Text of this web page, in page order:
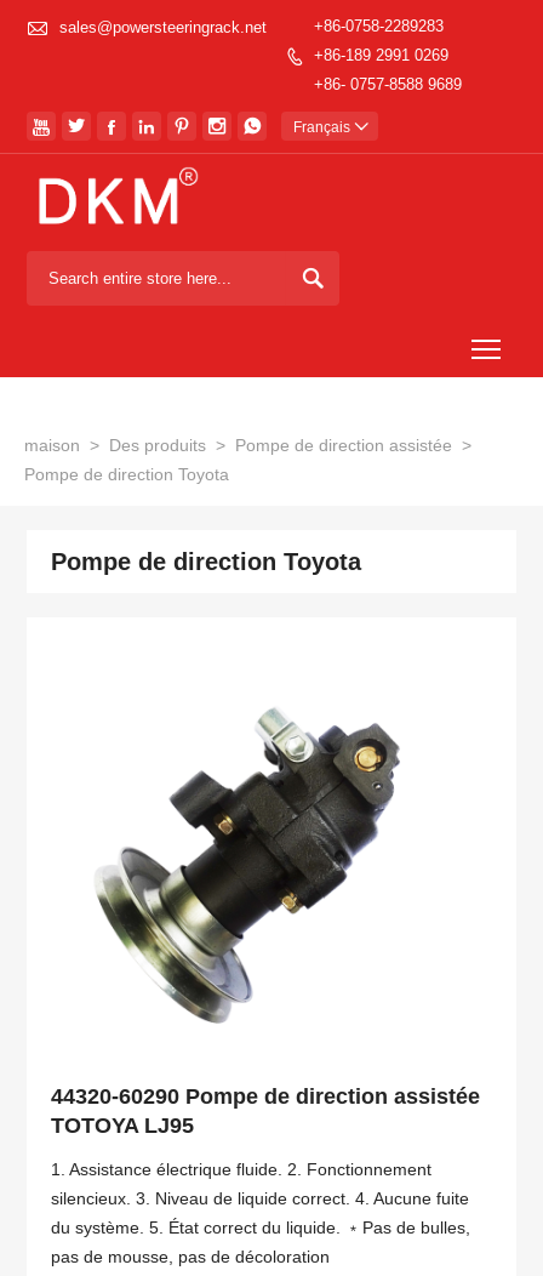
 sales@powersteeringrack.net

+86-0758-2289283
+86-189 2991 0269
+86- 0757-8588 9689
       Français 

maison > Des produits > Pompe de direction assistée >
Pompe de direction Toyota
Pompe de direction Toyota
44320-60290 Pompe de direction assistée
TOTOYA LJ95
1. Assistance électrique fluide. 2. Fonctionnement
silencieux. 3. Niveau de liquide correct. 4. Aucune fuite
du système. 5. État correct du liquide. ﹡Pas de bulles,
pas de mousse, pas de décoloration